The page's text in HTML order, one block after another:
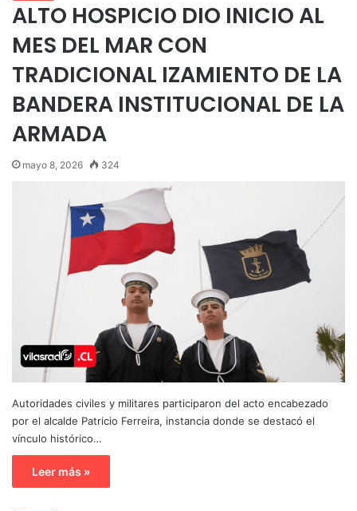
ALTO HOSPICIO DIO INICIO AL
MES DEL MAR CON
TRADICIONAL IZAMIENTO DE LA
BANDERA INSTITUCIONAL DE LA
ARMADA
mayo 8, 2026 324
Autoridades civiles y militares participaron del acto encabezado
por el alcalde Patricio Ferreira, instancia donde se destacó el
vínculo histórico…
Leer más »